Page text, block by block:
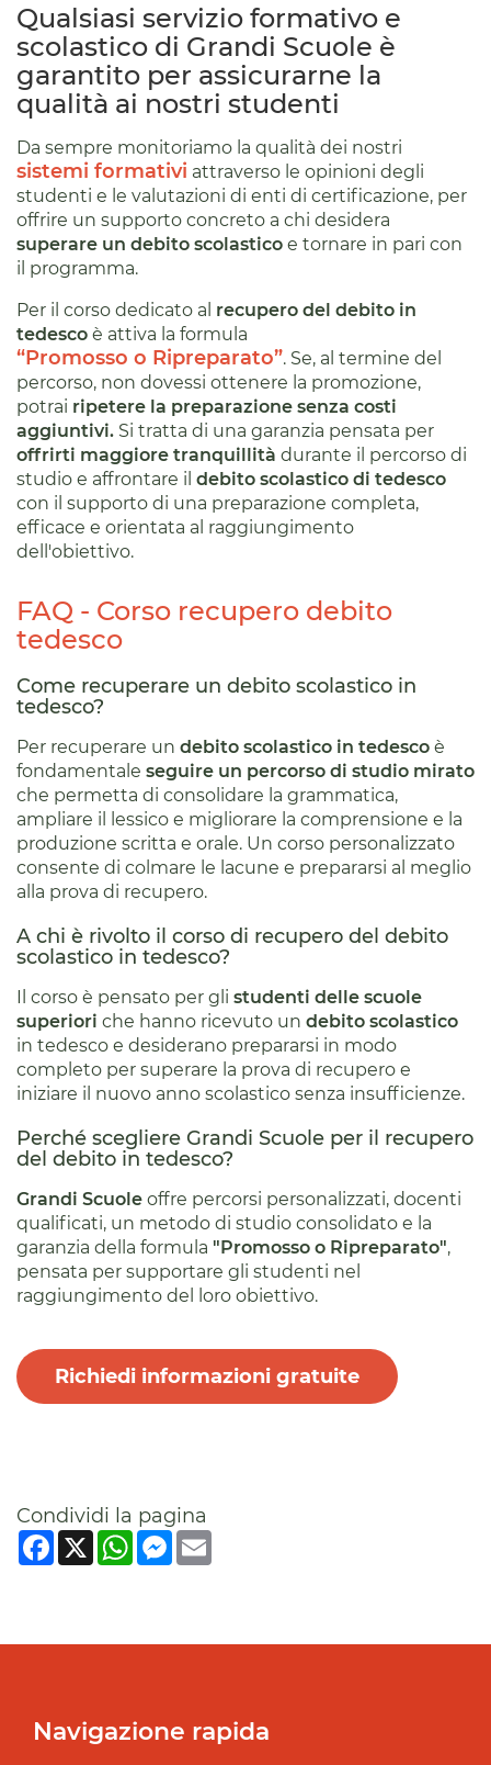
Qualsiasi servizio formativo e
scolastico di Grandi Scuole è
garantito per assicurarne la
qualità ai nostri studenti
Da sempre monitoriamo la qualità dei nostri
sistemi formativi attraverso le opinioni degli
studenti e le valutazioni di enti di certificazione, per
offrire un supporto concreto a chi desidera
superare un debito scolastico e tornare in pari con
il programma.
Per il corso dedicato al recupero del debito in
tedesco è attiva la formula
“Promosso o Ripreparato”. Se, al termine del
percorso, non dovessi ottenere la promozione,
potrai ripetere la preparazione senza costi
aggiuntivi. Si tratta di una garanzia pensata per
offrirti maggiore tranquillità durante il percorso di
studio e affrontare il debito scolastico di tedesco
con il supporto di una preparazione completa,
efficace e orientata al raggiungimento
dell'obiettivo.
FAQ - Corso recupero debito
tedesco
Come recuperare un debito scolastico in
tedesco?
Per recuperare un debito scolastico in tedesco è
fondamentale seguire un percorso di studio mirato
che permetta di consolidare la grammatica,
ampliare il lessico e migliorare la comprensione e la
produzione scritta e orale. Un corso personalizzato
consente di colmare le lacune e prepararsi al meglio
alla prova di recupero.
A chi è rivolto il corso di recupero del debito
scolastico in tedesco?
Il corso è pensato per gli studenti delle scuole
superiori che hanno ricevuto un debito scolastico
in tedesco e desiderano prepararsi in modo
completo per superare la prova di recupero e
iniziare il nuovo anno scolastico senza insufficienze.
Perché scegliere Grandi Scuole per il recupero
del debito in tedesco?
Grandi Scuole offre percorsi personalizzati, docenti
qualificati, un metodo di studio consolidato e la
garanzia della formula "Promosso o Ripreparato",
pensata per supportare gli studenti nel
raggiungimento del loro obiettivo.
Richiedi informazioni gratuite
Condividi la pagina
Facebook
X WhatsApp
Messenger
Navigazione rapida